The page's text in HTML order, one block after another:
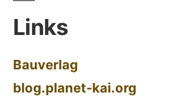
Links
Bauverlag
blog.planet-kai.org